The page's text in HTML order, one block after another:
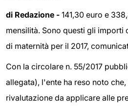
di Redazione - 141,30 euro e
mensilità. Sono questi gli importi
di maternità per il 2017,
Con la circolare n. 55/2017
allegata), l'ente ha reso noto
rivalutazione da applicare alle